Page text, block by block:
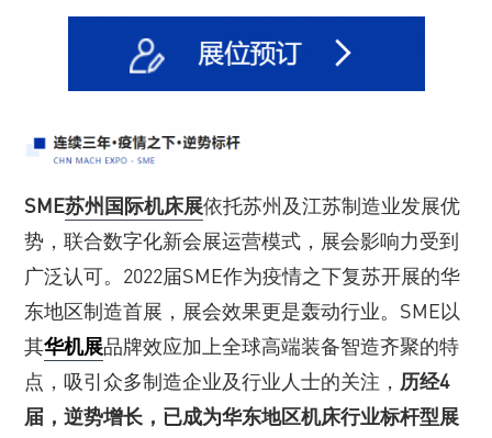
SME苏州国际机床展依托苏州及江苏制造业发展优
势，联合数字化新会展运营模式，展会影响力受到
广泛认可。2022届SME作为疫情之下复苏开展的华
东地区制造首展，展会效果更是轰动行业。SME以
其华机展品牌效应加上全球高端装备智造齐聚的特
点，吸引众多制造企业及行业人士的关注， 历经4
届，逆势增长，已成为华东地区机床行业标杆型展